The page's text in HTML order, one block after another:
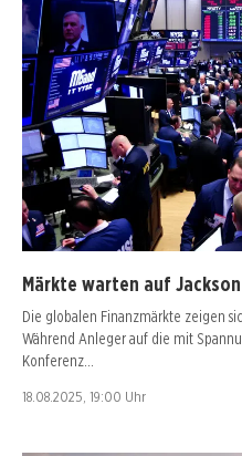
Märkte warten auf
Die globalen Finanzmärkte zeigen
Während Anleger auf die mit
Konferenz…
18.08.2025, 19:00 Uhr